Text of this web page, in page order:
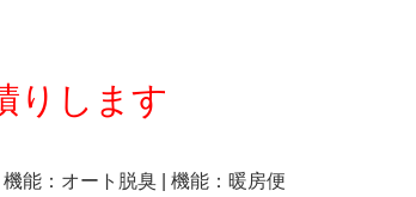
りします
能：オート脱臭 | 機能：暖房便